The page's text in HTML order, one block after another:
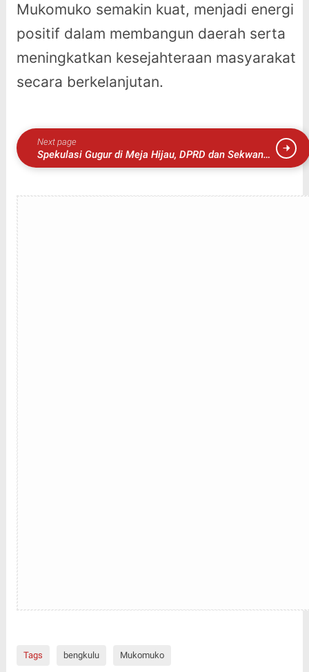
Mukomuko semakin kuat, menjadi energi
positif dalam membangun daerah serta
meningkatkan kesejahteraan masyarakat
secara berkelanjutan.
Next page
Spekulasi Gugur di Meja Hijau, DPRD dan Sekwan
Kerinci Tak Terseret dalam Tuntutan Kasus PJU
Tags bengkulu Mukomuko